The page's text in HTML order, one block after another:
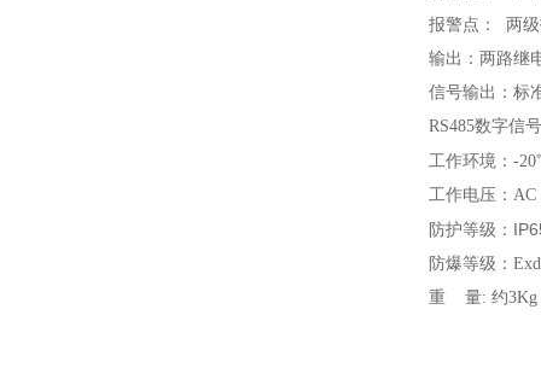
报警点： 两
输出：两路继
信号输出：标
RS485数字信
工作环境：-
工作电压：
防护等级：
防爆等级：
重 量: 约3Kg